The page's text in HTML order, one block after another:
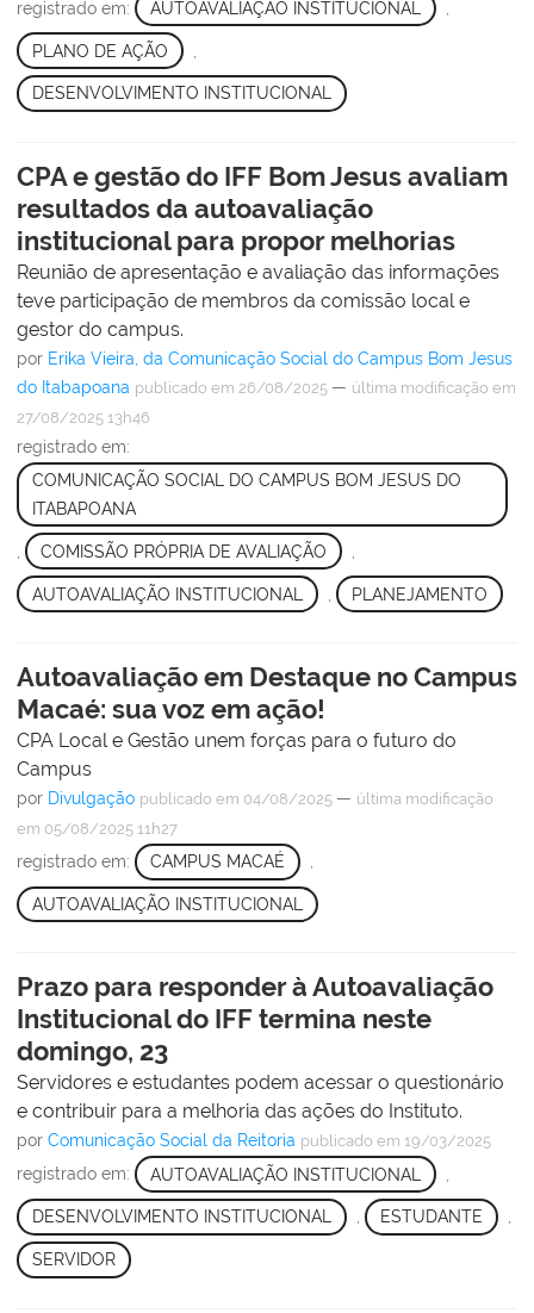
registrado em: AUTOAVALIAÇÃO INSTITUCIONAL
PLANO DE AÇÃO
DESENVOLVIMENTO INSTITUCIONAL
CPA e gestão do IFF Bom Jesus avaliam
resultados da autoavaliação
institucional para propor melhorias
Reunião de apresentação e avaliação das informações
teve participação de membros da comissão local e
gestor do campus.
por Erika Vieira, da Comunicação Social do Campus Bom Jesus
do Itabapoana publicado em 26/08/2025 — última modificação em
27/08/2025 13h46
registrado em:
COMUNICAÇÃO SOCIAL DO CAMPUS BOM JESUS DO
ITABAPOANA
COMISSÃO PRÓPRIA DE AVALIAÇÃO
AUTOAVALIAÇÃO INSTITUCIONAL PLANEJAMENTO
Autoavaliação em Destaque no Campus
Macaé: sua voz em ação!
CPA Local e Gestão unem forças para o futuro do
Campus
por Divulgação publicado em 04/08/2025 — última modificação
em 05/08/2025 11h27
registrado em: CAMPUS MACAÉ ,
AUTOAVALIAÇÃO INSTITUCIONAL
Prazo para responder à Autoavaliação
Institucional do IFF termina neste
domingo, 23
Servidores e estudantes podem acessar o questionário
e contribuir para a melhoria das ações do Instituto.
por Comunicação Social da Reitoria publicado em 19/03/2025
registrado em: AUTOAVALIAÇÃO INSTITUCIONAL
DESENVOLVIMENTO INSTITUCIONAL , ESTUDANTE ,
SERVIDOR